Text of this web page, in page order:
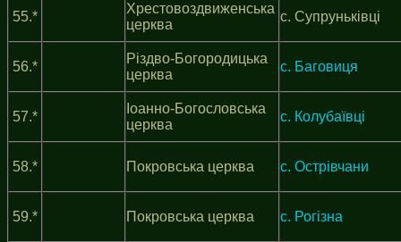
55.*
Хрестовоздвиженська
церква
с. Супруньківці
56.*
Різдво-Богородицька
церква
с. Баговиця
57.*
Іоанно-Богословська
церква
с. Колубаївці
58.* Покровська церква с. Oстрівчани
59.* Покровська церква с. Рогізна